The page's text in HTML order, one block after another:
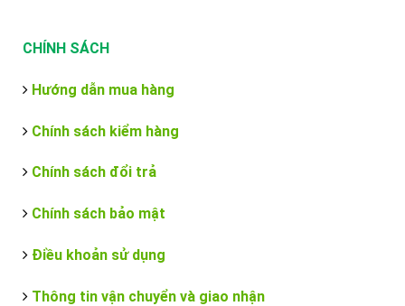
CHÍNH SÁCH
Hướng dẫn mua hàng
Chính sách kiểm hàng
Chính sách đổi trả
Chính sách bảo mật
Điều khoản sử dụng
Thông tin vận chuyển và giao nhận